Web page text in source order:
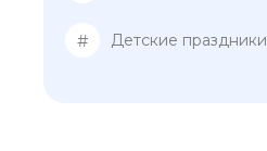
# Детские праздники